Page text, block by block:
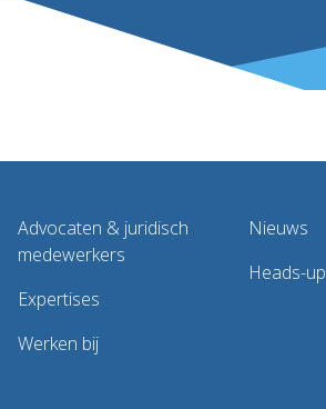
Advocaten & juridisch
medewerkers
Expertises
Werken bij
Nieuws
Heads-up